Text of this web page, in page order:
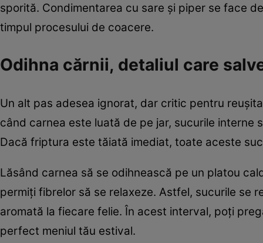
sporită. Condimentarea cu sare și piper se face
timpul procesului de coacere.
Odihna cărnii, detaliul care
Un alt pas adesea ignorat, dar critic pentru
când carnea este luată de pe jar, sucurile
Dacă friptura este tăiată imediat, toate aceste
Lăsând carnea să se odihnească pe un platou
permiți fibrelor să se relaxeze. Astfel, sucurile se
aromată la fiecare felie. În acest interval, poți
perfect meniul tău estival.